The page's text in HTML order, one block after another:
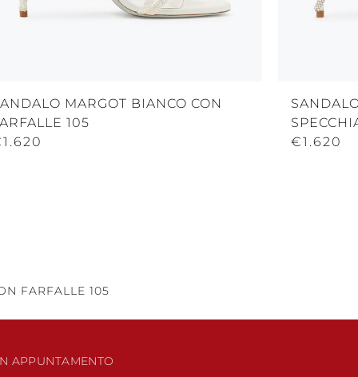
MARGOT BIANCO CON
105
€1.620
FARFALLE 105
APPUNTAMENTO